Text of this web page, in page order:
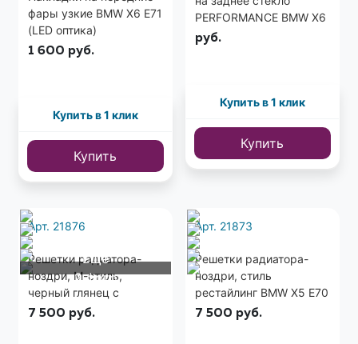
фары узкие BMW X6 E71
(LED оптика)
1 600 руб.
Купить в 1 клик
Купить
PERFORMANCE BMW X6
E71 ABS пластик
руб.
Купить в 1 клик
Купить
Еще
2 фото
Арт. 21876
Решетки радиатора-
ноздри, М-стиль,
черный глянец с
двойным ребром BMW
7 500 руб.
Арт. 21873
Решетки радиатора-
ноздри, стиль
рестайлинг BMW X5 E70
/ X6 E71
7 500 руб.